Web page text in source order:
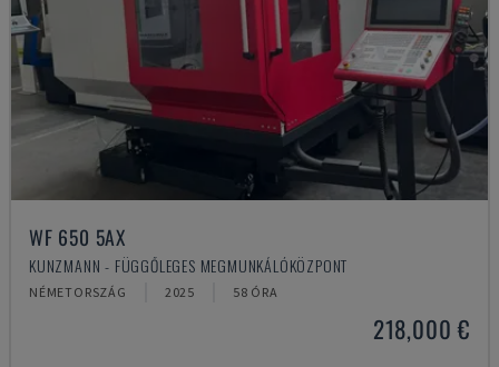
WF 650 5AX
KUNZMANN - FÜGGŐLEGES MEGMUNKÁLÓKÖZPONT
NÉMETORSZÁG 2025 58 ÓRA
218,000 €